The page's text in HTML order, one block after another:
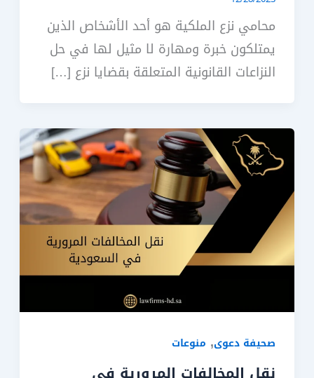
محامي نزع الملكية هو أحد الأشخاص الذين
يمتلكون خبرة ومهارة لا مثيل لها في حل
النزاعات القانونية المتعلقة بقضايا نزع […]
صحيفة دعوى, منوعات